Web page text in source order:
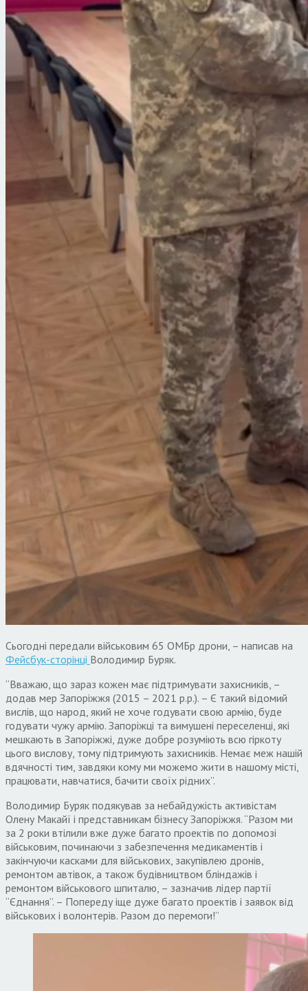
Сьогодні передали військовим 65 ОМБр дрони, – написав на
Фейсбук-сторінці Володимир Буряк.
“Вважаю, що зараз кожен має підтримувати захисників, –
додав мер Запоріжжя (2015 – 2021 р.р.). – Є такий відомий
вислів, що народ, який не хоче годувати свою армію, буде
годувати чужу армію. Запоріжці та вимушені переселенці, які
мешкають в Запоріжжі, дуже добре розуміють всю гіркоту
цього вислову, тому підтримують захисників. Немає меж нашій
вдячності тим, завдяки кому ми можемо жити в нашому місті,
працювати, навчатися, бачити своїх рідних”.
Володимир Буряк подякував за небайдужість активістам
Олену Макайї і представникам бізнесу Запоріжжя. “Разом ми
за 2 роки втілили вже дуже багато проектів по допомозі
військовим, починаючи з забезпечення медикаментів і
закінчуючи касками для військових, закупівлею дронів,
ремонтом автівок, а також будівництвом бліндажів і
ремонтом військового шпиталю, – зазначив лідер партії
“Єднання”. – Попереду іще дуже багато проектів і заявок від
військових і волонтерів. Разом до перемоги!”